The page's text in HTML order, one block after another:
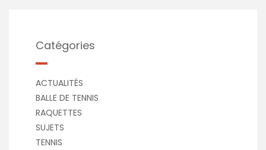
Catégories
ACTUALITÉS
BALLE DE TENNIS
RAQUETTES
SUJETS
TENNIS